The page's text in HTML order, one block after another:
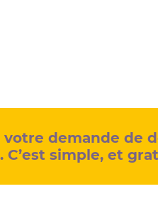
votre demande de
C’est simple, et